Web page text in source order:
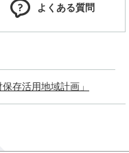
よくある質問
存活用地域計画」